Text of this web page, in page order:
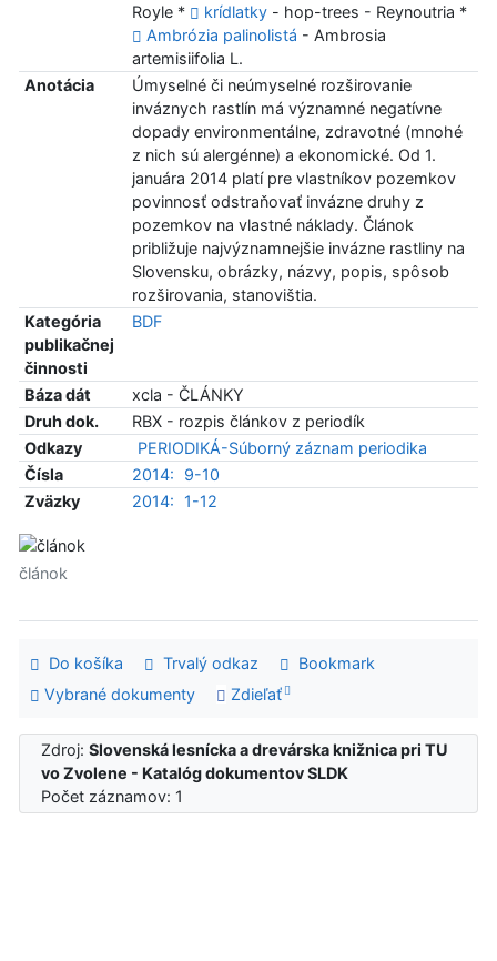
Royle *
krídlatky- hop-trees - Reynoutria *
Ambrózia palinolistá - Ambrosia
artemisiifolia L.
Anotácia
Úmyselné či neúmyselné rozširovanie
inváznych rastlín má významné negatívne
dopady environmentálne, zdravotné (mnohé
z nich sú alergénne) a ekonomické. Od 1.
januára 2014 platí pre vlastníkov pozemkov
povinnosť odstraňovať invázne druhy z
pozemkov na vlastné náklady. Článok
približuje najvýznamnejšie invázne rastliny na
Slovensku, obrázky, názvy, popis, spôsob
rozširovania, stanovištia.
Kategória
publikačnej
činnosti
BDF
Báza dát
xcla - ČLÁNKY
Druh dok.
RBX - rozpis článkov z periodík
Odkazy
PERIODIKÁ-Súborný záznam periodika
Čísla
2014:
9-10
Zväzky
2014: 1-12
článok
Do košíka Trvalý odkaz
Bookmark
Vybrané dokumenty
Zdieľať
Zdroj:Slovenská lesnícka a drevárska knižnica pri TU
vo Zvolene - Katalóg dokumentov SLDK
Počet záznamov: 1